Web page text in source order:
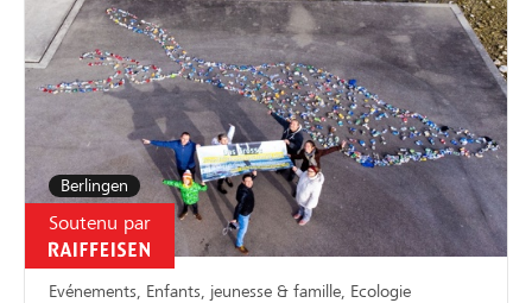
Berlingen
Soutenu par
Evénements, Enfants, jeunesse & famille, Ecologie